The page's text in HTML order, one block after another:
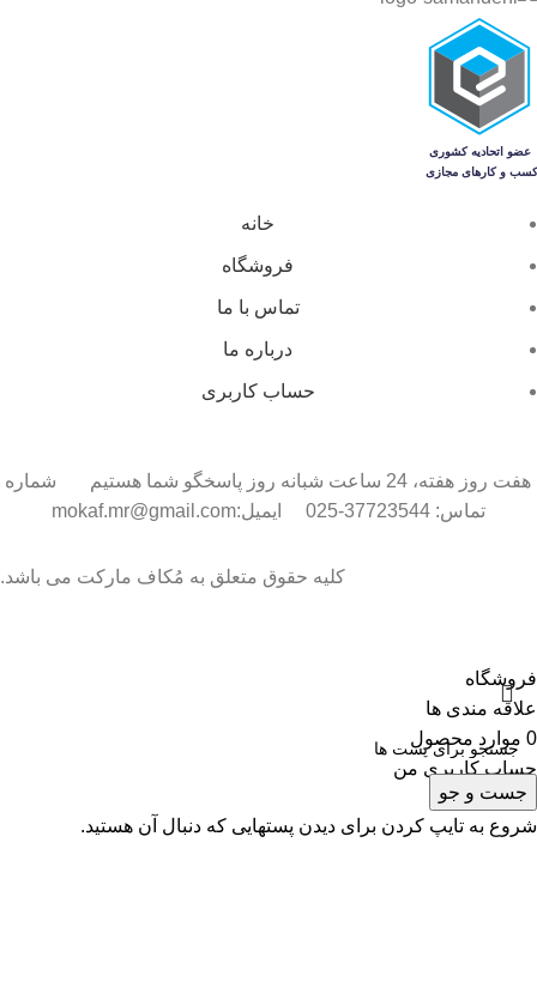
خانه
فروشگاه
تماس با ما
درباره ما
حساب کاربری
هفت روز هفته، 24 ساعت شبانه روز پاسخگو شما هستیم شماره
تماس: 37723544-025 ایمیل:mokaf.mr@gmail.com
کلیه حقوق متعلق به مُکاف مارکت می باشد.
جست و جو
شروع به تایپ کردن برای دیدن پستهایی که دنبال آن هستید.
فروشگاه
علاقه مندی ها
0 موارد محصول
حساب کاربری من